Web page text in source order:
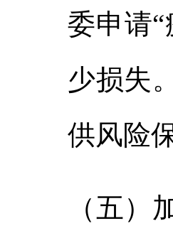
委申请
少损失
供风险
（五